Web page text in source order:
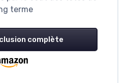
terme
complète